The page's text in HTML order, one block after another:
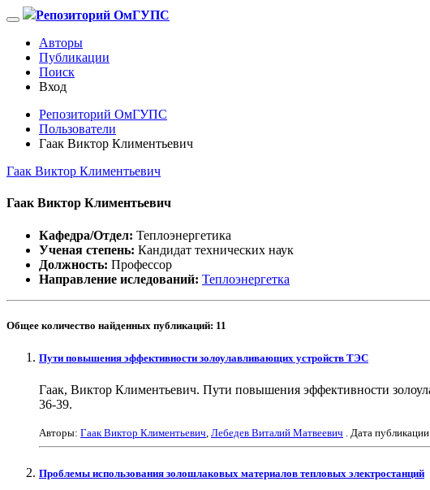
Репозиторий ОмГУПС
Авторы
Публикации
Поиск
Вход
Репозиторий ОмГУПС
Пользователи
Гаак Виктор Климентьевич
Гаак Виктор Климентьевич
Гаак Виктор Климентьевич
Кафедра/Отдел: Теплоэнергетика
Ученая степень: Кандидат технических наук
Должность: Профессор
Направление иследований: Теплоэнергетка
Общее количество найденных публикаций: 11
Пути повышения эффективности золоулавливающих устройств ТЭС
Гаак, Виктор Климентьевич. Пути повышения эффективности
36-39.
Авторы: Гаак Виктор Климентьевич, Лебедев Виталий Матвеевич . Дата
Проблемы использования золошлаковых материалов тепловых электростанций